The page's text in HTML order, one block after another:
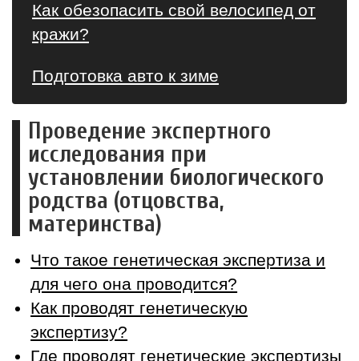
Как обезопасить свой велосипед от
кражи?
Подготовка авто к зиме
Проведение экспертного
исследования при
установлении биологического
родства (отцовства,
материнства)
Что такое генетическая экспертиза и
для чего она проводится?
Как проводят генетическую
экспертизу?
Где проводят генетические экспертизы